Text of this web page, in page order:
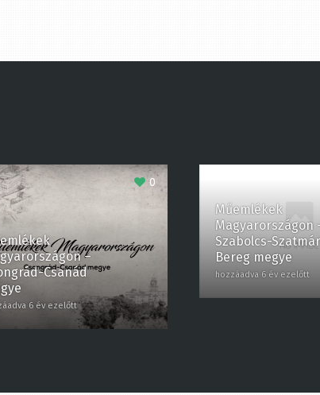
0
–
Csanád
6 év ezelőtt
Műemlékek
Magyarországon –
Szabolcs-Szatmár-
Bereg megye
hozzáadva 6 év ezelőtt